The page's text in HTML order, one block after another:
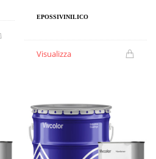
EPOSSIVINILICO
Visualizza